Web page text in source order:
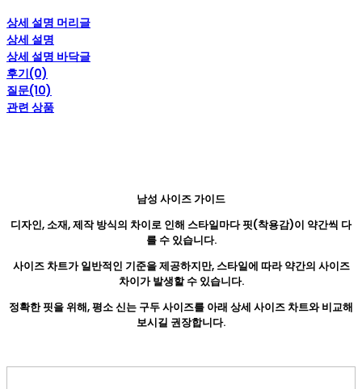
상세 설명 머리글
상세 설명
상세 설명 바닥글
후기(0)
질문(10)
관련 상품
남성 사이즈 가이드
디자인, 소재, 제작 방식의 차이로 인해 스타일마다 핏(착용감)이 약간씩 다
를 수 있습니다.
사이즈 차트가 일반적인 기준을 제공하지만, 스타일에 따라 약간의 사이즈
차이가 발생할 수 있습니다.
정확한 핏을 위해, 평소 신는 구두 사이즈를 아래 상세 사이즈 차트와 비교해
보시길 권장합니다.